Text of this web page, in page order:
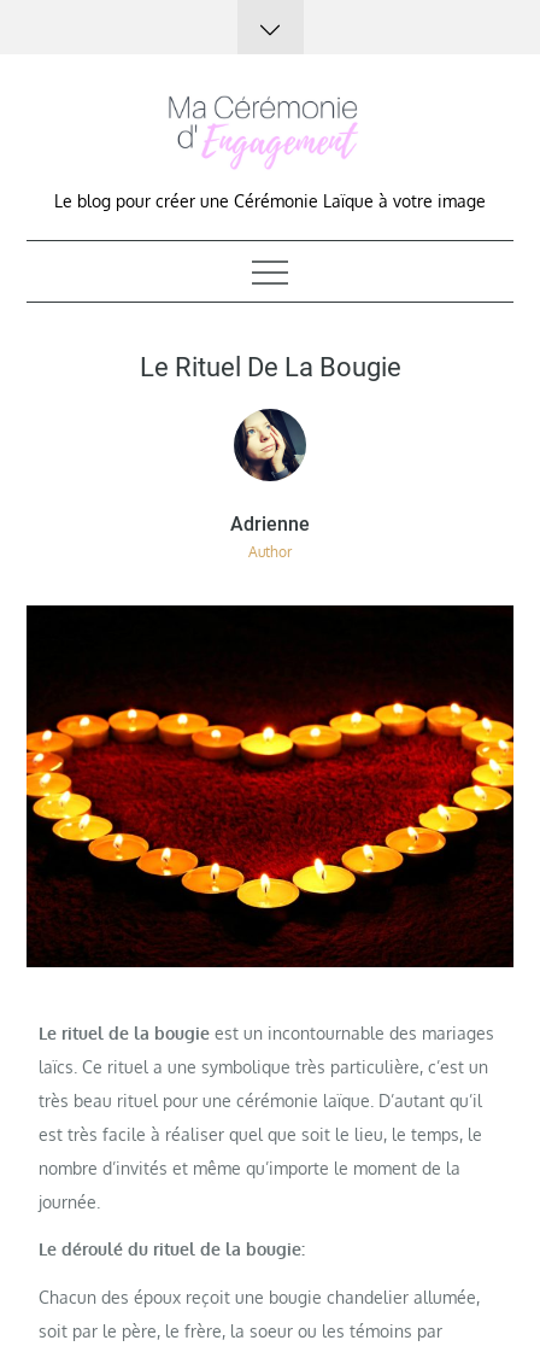
Le blog pour créer une Cérémonie Laïque à votre image
Le Rituel De La Bougie
Author
Le rituel de la bougie est un incontournable des mariages
laïcs. Ce rituel a une symbolique très particulière, c’est un
très beau rituel pour une cérémonie laïque. D’autant qu’il
est très facile à réaliser quel que soit le lieu, le temps, le
nombre d’invités et même qu’importe le moment de la
journée.
Le déroulé du rituel de la bougie:
Chacun des époux reçoit une bougie chandelier allumée,
soit par le père, le frère, la soeur ou les témoins par